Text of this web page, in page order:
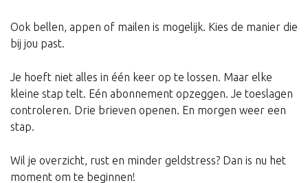
Ook bellen, appen of mailen is mogelijk. Kies de manier die
bij jou past.
Je hoeft niet alles in één keer op te lossen. Maar elke
kleine stap telt. Eén abonnement opzeggen. Je toeslagen
controleren. Drie brieven openen. En morgen weer een
stap.
Wil je overzicht, rust en minder geldstress? Dan is nu het
moment om te beginnen!